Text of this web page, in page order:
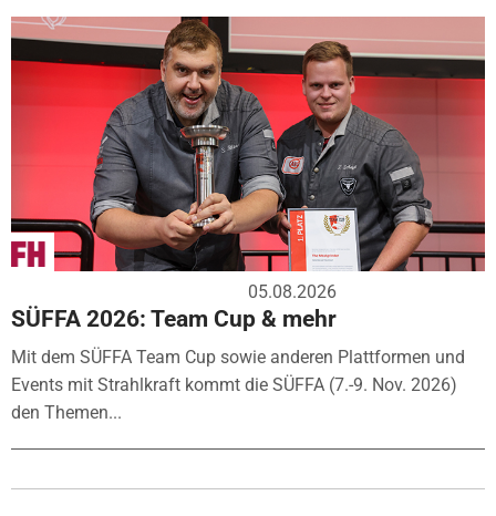
05.08.2026
SÜFFA 2026: Team Cup & mehr
Mit dem SÜFFA Team Cup sowie anderen Plattformen und
Events mit Strahlkraft kommt die SÜFFA (7.-9. Nov. 2026)
den Themen...